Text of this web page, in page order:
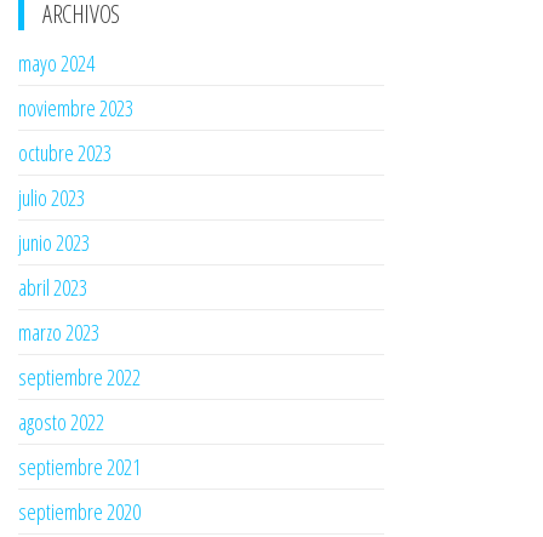
ARCHIVOS
mayo 2024
noviembre 2023
octubre 2023
julio 2023
junio 2023
abril 2023
marzo 2023
septiembre 2022
agosto 2022
septiembre 2021
septiembre 2020